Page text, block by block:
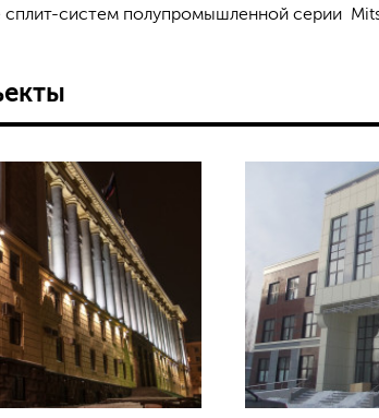
сплит-систем полупромышленной серии